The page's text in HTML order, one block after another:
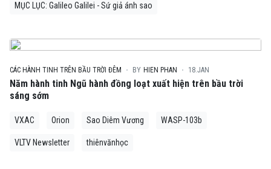
MỤC LỤC: Galileo Galilei - Sứ giả ánh sao
CÁC HÀNH TINH TRÊN BẦU TRỜI ĐÊM BY HIEN PHAN 18.JAN
Năm hành tinh Ngũ hành đồng loạt xuất hiện trên bầu trời
sáng sớm
VXAC Orion Sao Diêm Vương WASP-103b
VLTV Newsletter thiênvănhọc